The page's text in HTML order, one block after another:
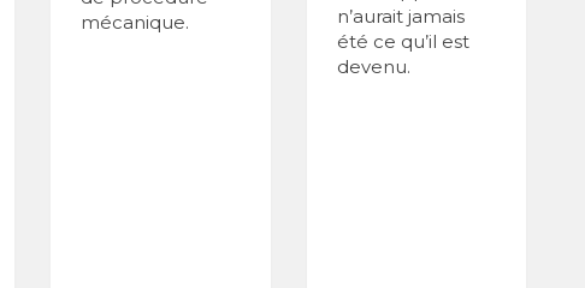
mécanique.
n’aurait jamais
été ce qu’il est
devenu.